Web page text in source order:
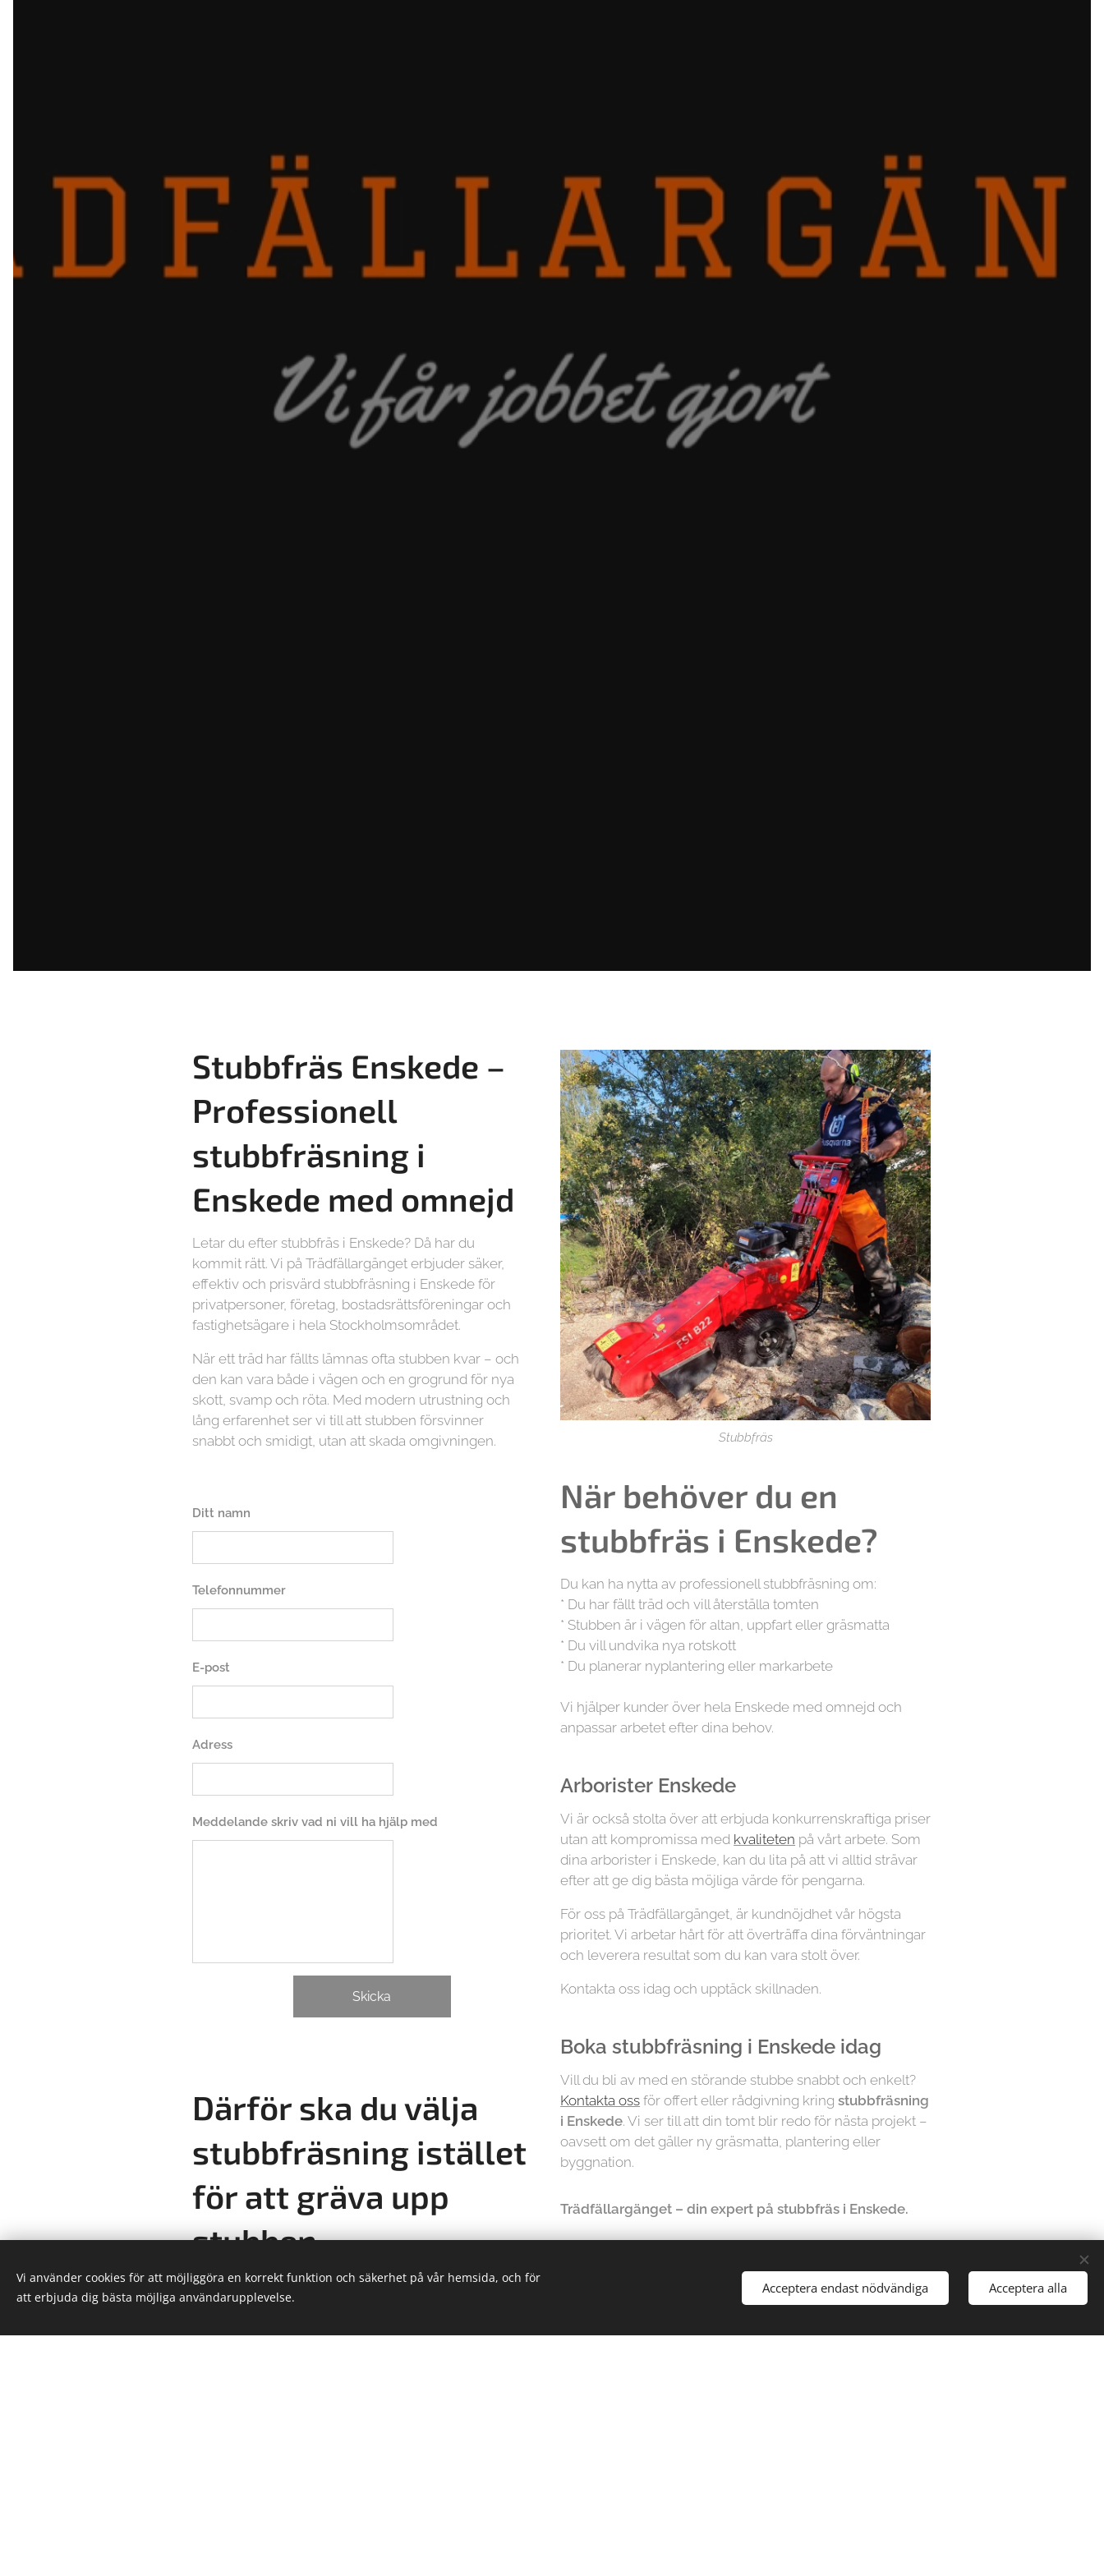
Stubbfräs Enskede –
Professionell
stubbfräsning i
Enskede med omnejd
Letar du efter stubbfräs i Enskede? Då har du
kommit rätt. Vi på Trädfällargänget erbjuder säker,
effektiv och prisvärd stubbfräsning i Enskede för
privatpersoner, företag, bostadsrättsföreningar och
fastighetsägare i hela Stockholmsområdet.
När ett träd har fällts lämnas ofta stubben kvar – och
den kan vara både i vägen och en grogrund för nya
skott, svamp och röta. Med modern utrustning och
lång erfarenhet ser vi till att stubben försvinner
snabbt och smidigt, utan att skada omgivningen.
Ditt namn
Telefonnummer
E-post
Adress
Meddelande skriv vad ni vill ha hjälp med
Skicka
Därför ska du välja
stubbfräsning istället
för att gräva upp
stubben
Att gräva bort en stubbe är tidskrävande och riskerar
Stubbfräs
När behöver du en
stubbfräs i Enskede?
Du kan ha nytta av professionell stubbfräsning om:
* Du har fällt träd och vill återställa tomten
* Stubben är i vägen för altan, uppfart eller gräsmatta
* Du vill undvika nya rotskott
* Du planerar nyplantering eller markarbete
Vi hjälper kunder över hela Enskede med omnejd och
anpassar arbetet efter dina behov.
Arborister Enskede
Vi är också stolta över att erbjuda konkurrenskraftiga priser
utan att kompromissa med kvaliteten på vårt arbete. Som
dina arborister i Enskede, kan du lita på att vi alltid strävar
efter att ge dig bästa möjliga värde för pengarna.
För oss på Trädfällargänget, är kundnöjdhet vår högsta
prioritet. Vi arbetar hårt för att överträffa dina förväntningar
och leverera resultat som du kan vara stolt över.
Kontakta oss idag och upptäck skillnaden.
Boka stubbfräsning i Enskede idag
Vill du bli av med en störande stubbe snabbt och enkelt?
Kontakta oss för offert eller rådgivning kringstubbfräsning
i Enskede. Vi ser till att din tomt blir redo för nästa projekt –
oavsett om det gäller ny gräsmatta, plantering eller
byggnation.
Trädfällargänget – din expert på stubbfräs i Enskede.
Ring oss eller skriv ettmedelande
Vi använder cookies för att möjliggöra en korrekt funktion och säkerhet på vår hemsida, och för
att erbjuda dig bästa möjliga användarupplevelse.
Acceptera endast nödvändiga Acceptera alla